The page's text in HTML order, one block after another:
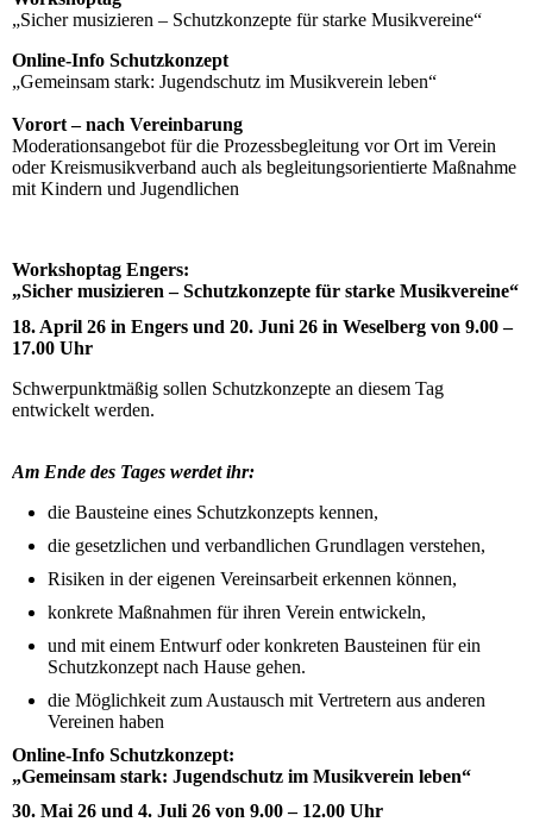
„Sicher musizieren – Schutzkonzepte für starke Musikvereine“
Online-Info Schutzkonzept
„Gemeinsam stark: Jugendschutz im Musikverein leben“
Vorort – nach Vereinbarung
Moderationsangebot für die Prozessbegleitung vor Ort im Verein
oder Kreismusikverband auch als begleitungsorientierte Maßnahme
mit Kindern und Jugendlichen
Workshoptag Engers:
„Sicher musizieren – Schutzkonzepte für starke Musikvereine“
18. April 26 in Engers und 20. Juni 26 in Weselberg von 9.00 –
17.00 Uhr
Schwerpunktmäßig sollen Schutzkonzepte an diesem Tag
entwickelt werden.
Am Ende des Tages werdet ihr:
die Bausteine eines Schutzkonzepts kennen,
die gesetzlichen und verbandlichen Grundlagen verstehen,
Risiken in der eigenen Vereinsarbeit erkennen können,
konkrete Maßnahmen für ihren Verein entwickeln,
und mit einem Entwurf oder konkreten Bausteinen für ein
Schutzkonzept nach Hause gehen.
die Möglichkeit zum Austausch mit Vertretern aus anderen
Vereinen haben
Online-Info Schutzkonzept:
„Gemeinsam stark: Jugendschutz im Musikverein leben“
30. Mai 26 und 4. Juli 26 von 9.00 – 12.00 Uhr